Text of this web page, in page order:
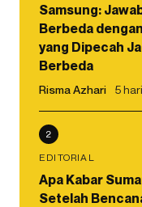
Samsung:
Berbeda
yang Dipecah
Berbeda
Risma Azhari 5
2
EDITORIAL
Apa Kabar
Setelah